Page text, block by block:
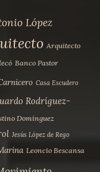
López
Arquitecto
Banco Pastor
Casa Escudero
Rodríguez-
Domínguez
Jesús López de Rego
Leoncio Bescansa